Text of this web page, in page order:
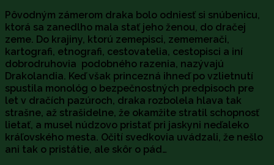
Pôvodným zámerom draka bolo odniesť si snúbenicu,
ktorá sa zanedlho mala stať jeho ženou, do dračej
zeme. Do krajiny, ktorú zemepisci, zememerači,
kartografi, etnografi, cestovatelia, cestopisci a iní
dobrodruhovia podobného razenia, nazývajú
Drakolandia. Keď však princezná ihneď po vzlietnutí
spustila monológ o bezpečnostných predpisoch pre
let v dračích pazúroch, draka rozbolela hlava tak
strašne, až strašidelne, že okamžite stratil schopnosť
lietať, a musel núdzovo pristať pri jaskyni neďaleko
kráľovského mesta. Očití svedkovia uvádzali, že nešlo
ani tak o pristátie, ale skôr o pád…